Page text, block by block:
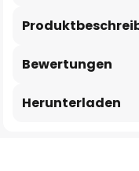
Bewertungen
Herunterladen